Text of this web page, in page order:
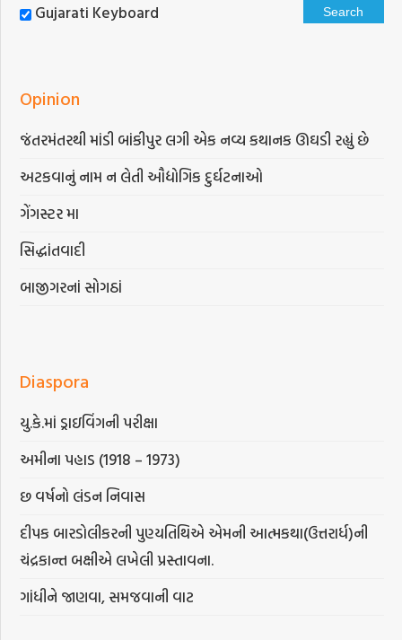
Gujarati Keyboard
Opinion
જંતરમંતરથી માંડી બાંકીપુર લગી એક નવ્ય કથાનક ઊઘડી રહ્યું છે
અટકવાનું નામ ન લેતી ઔદ્યોગિક દુર્ઘટનાઓ
ગેંગસ્ટર મા
સિદ્ધાંતવાદી
બાજીગરનાં સોગઠાં
Diaspora
યુ.કે.માં ડ્રાઇવિંગની પરીક્ષા
અમીના પહાડ (1918 – 1973)
છ વર્ષનો લંડન નિવાસ
દીપક બારડોલીકરની પુણ્યતિથિએ એમની આત્મકથા(ઉત્તરાર્ધ)ની
ચંદ્રકાન્ત બક્ષીએ લખેલી પ્રસ્તાવના.
ગાંધીને જાણવા, સમજવાની વાટ